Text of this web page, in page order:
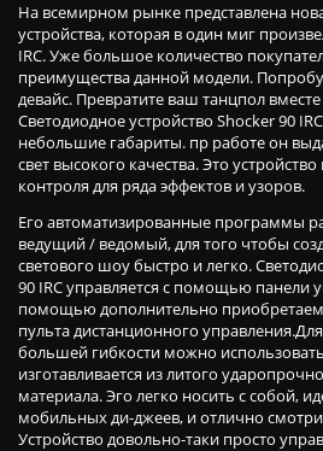
На всемирном рынке представлена
устройства, которая в один миг
IRC. Уже большое количество
преимущества данной модели.
девайс. Превратите ваш танцпол вместе
Светодиодное устройство Shocker 90
небольшие габариты. пр работе он
свет высокого качества. Это
контроля для ряда эффектов и узоров.
Его автоматизированные программы
ведущий / ведомый, для того чтобы
светового шоу быстро и легко.
90 IRC управляется с помощью панели
помощью дополнительно
пульта дистанционного
большей гибкости можно
изготавливается из литого
материала. Эго легко носить с собой,
мобильных ди-джеев, и отлично
Устройство довольно-таки просто